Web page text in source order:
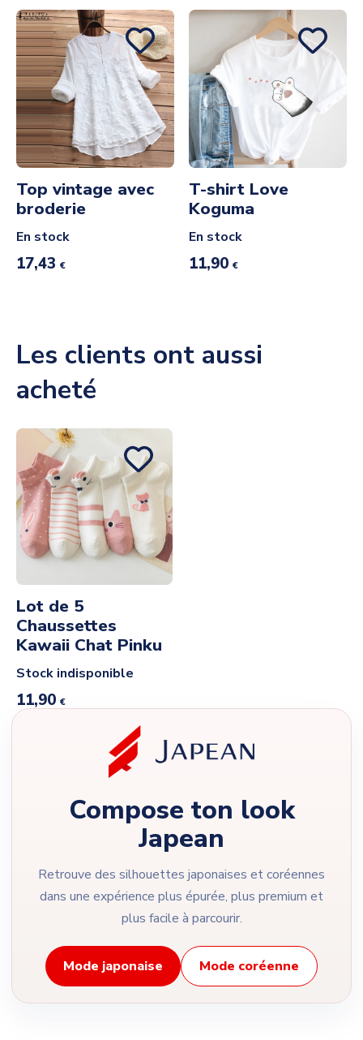
Top vintage avec
broderie
En stock
17,43 €
T-shirt Love
Koguma
En stock
11,90 €
Les clients ont aussi
acheté
Lot de 5
Chaussettes
Kawaii Chat Pinku
Stock indisponible
11,90 €
Compose ton look
Japean
Retrouve des silhouettes japonaises et coréennes
dans une expérience plus épurée, plus premium et
plus facile à parcourir.
Mode japonaise Mode coréenne